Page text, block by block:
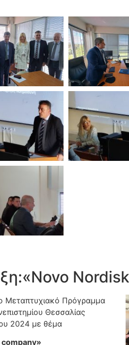
Μεταπτυχιακό Πρόγραμμα
Θεσσαλίας
2024 με θέμα
company»